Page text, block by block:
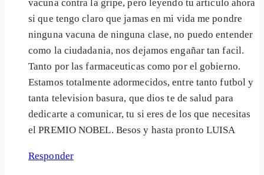
vacuna contra la gripe, pero leyendo tu articulo ahora
si que tengo claro que jamas en mi vida me pondre
ninguna vacuna de ninguna clase, no puedo entender
como la ciudadania, nos dejamos engañar tan facil.
Tanto por las farmaceuticas como por el gobierno.
Estamos totalmente adormecidos, entre tanto futbol y
tanta television basura, que dios te de salud para
dedicarte a comunicar, tu si eres de los que necesitas
el PREMIO NOBEL. Besos y hasta pronto LUISA
Responder